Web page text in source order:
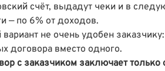
счёт, выдадут чеки и в
— по 6% от доходов.
вариант не очень удобен
договора вместо одного.
с заказчиком заключает только